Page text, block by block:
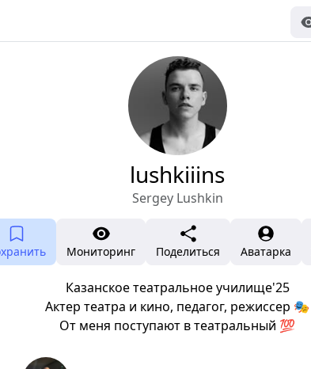
lushkiiins
Sergey Lushkin
Мониторинг Поделиться Аватарка
Казанское театральное училище'25
Актер театра и кино, педагог, режиссер 🎭
От меня поступают в театральный 💯